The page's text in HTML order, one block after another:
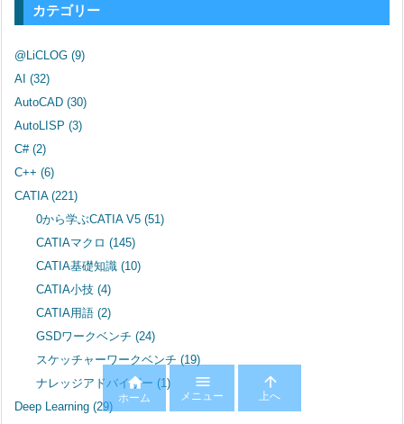
カテゴリー
@LiCLOG (9)
AI (32)
AutoCAD (30)
AutoLISP (3)
C# (2)
C++ (6)
CATIA (221)
0から学ぶCATIA V5(51)
CATIAマクロ(145)
CATIA基礎知識(10)
CATIA小技(4)
CATIA用語(2)
GSDワークベンチ(24)
スケッチャーワークベンチ(19)
ナレッジアドバイザー (1)
Deep Learning (29)

ホーム

メニュー

上へ